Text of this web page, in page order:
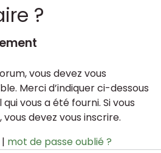
?
vous devez vous
Merci d’indiquer ci-dessous
vous a été fourni. Si vous
devez vous inscrire.
| mot de passe oublié ?